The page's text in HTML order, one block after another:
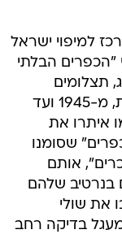
למיפוי ישראל
"הכפרים הבלתי
תצלומים
שנערכו מעל הנגב לאורך שנים ארוכות, מ-1945 ועד
איתרו את
של כל אחד מ-46 ה"כפרים" שסומנו
אותם
בנרטיב שלהם
את שולי
מעגל בדיקה רחב